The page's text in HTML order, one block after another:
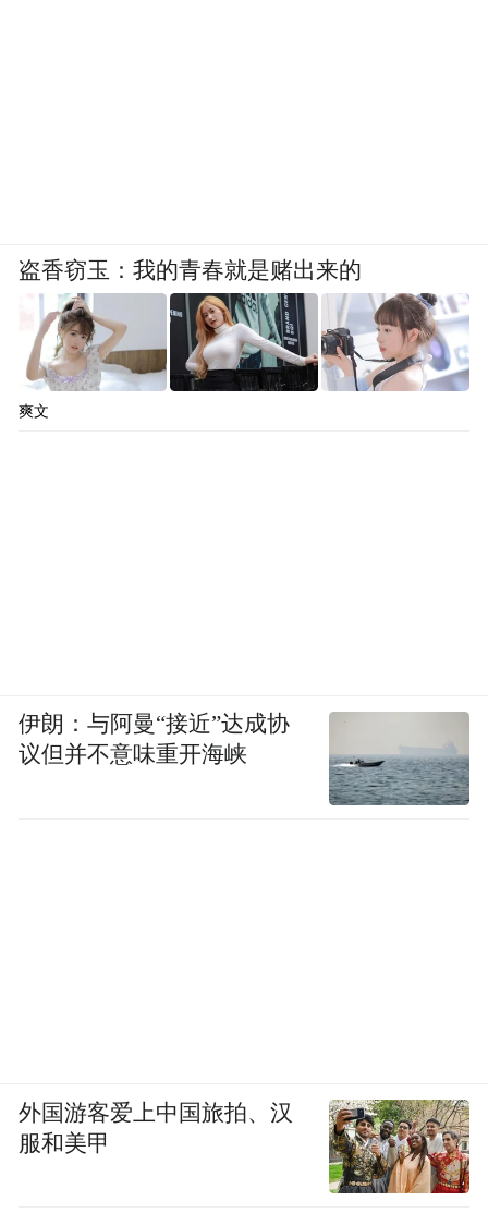
盗香窃玉：我的青春就是赌出来的
爽文
伊朗：与阿曼“接近”达成协
议但并不意味重开海峡
外国游客爱上中国旅拍、汉
服和美甲